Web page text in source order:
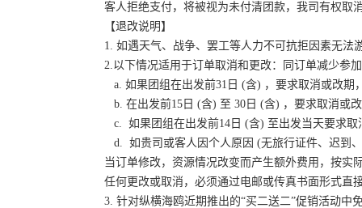
客人拒绝支付，将被视为未付清团款，我司有权取
【退改说明】
1. 如遇天气、战争、罢工等人力不可抗拒因素无
2.以下情况适用于订单取消和更改：同订单减少参
a. 如果团组在出发前31日 (含) ，要求取消或改期
b. 在出发前15日 (含) 至 30日 (含) ，要求取消或
c. 如果团组在出发前14日 (含) 至出发当天要求
d. 如贵司或客人因个人原因 (无旅行证件、迟到
当订单修改，资源情况改变而产生额外费用，按实
任何更改或取消，必须通过电邮或传真书面形式直
3. 针对纵横海鸥近期推出的“买二送二”促销活动中